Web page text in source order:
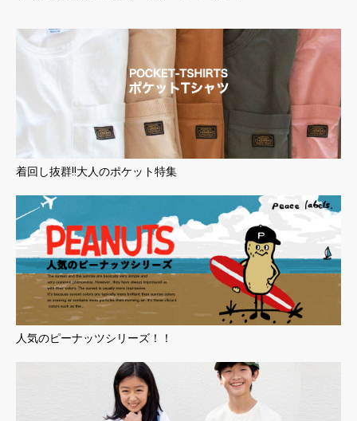
着回し抜群!!大人のポケット特集
人気のピーナッツシリーズ！！